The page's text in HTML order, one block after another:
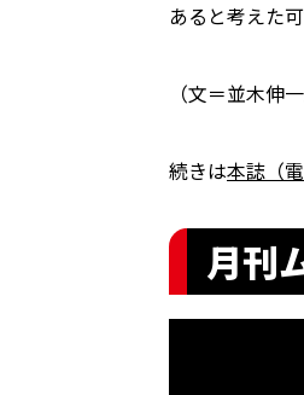
あると考えた
（文＝並木伸
続きは本誌（電
月刊